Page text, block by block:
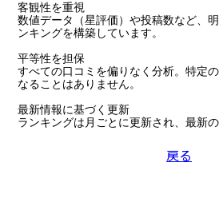
客観性を重視
数値データ（星評価）や投稿数など、
ンキングを構築しています。
平等性を担保
すべての口コミを偏りなく分析。特定
なることはありません。
最新情報に基づく更新
ランキングは月ごとに更新され、最新
戻る